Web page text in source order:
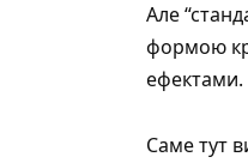
Але
формою
ефектами.
Саме тут